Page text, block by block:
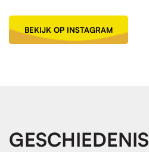
BEKIJK OP INSTAGRAM
GESCHIEDENIS